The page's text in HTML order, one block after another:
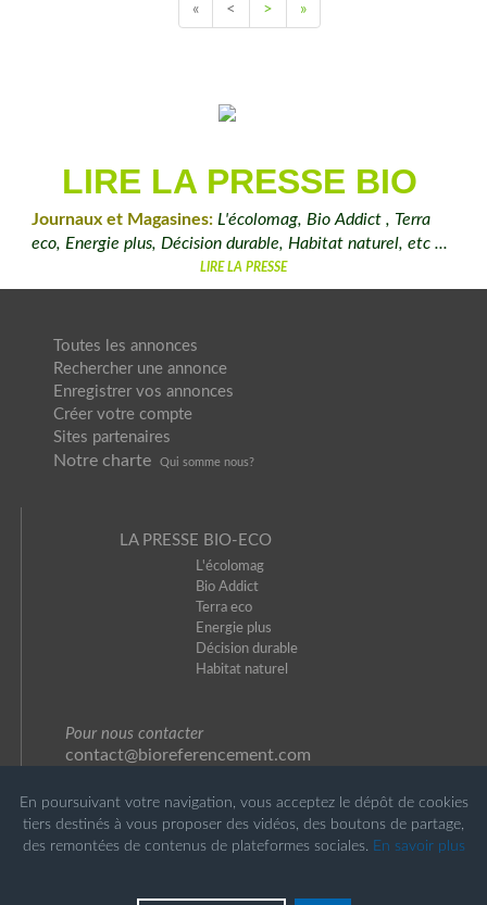
« < > »
LIRE LA PRESSE BIO
Journaux et Magasines: L'écolomag, Bio Addict , Terra
eco, Energie plus, Décision durable, Habitat naturel, etc ...
LIRE LA PRESSE
Toutes les annonces
Rechercher une annonce
Enregistrer vos annonces
Créer votre compte
Sites partenaires
Notre charte Qui somme nous?
LA PRESSE BIO-ECO
L'écolomag
Bio Addict
Terra eco
Energie plus
Décision durable
Habitat naturel
Pour nous contacter
contact@bioreferencement.com
En poursuivant votre navigation, vous acceptez le dépôt de cookies
tiers destinés à vous proposer des vidéos, des boutons de partage,
des remontées de contenus de plateformes sociales. En savoir plus